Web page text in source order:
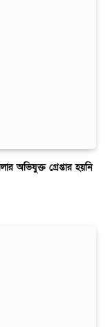
অভিযুক্ত গ্রেপ্তার হয়নি